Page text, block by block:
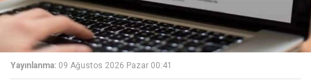
Yayınlanma: 09 Ağustos 2026 Pazar 00:41